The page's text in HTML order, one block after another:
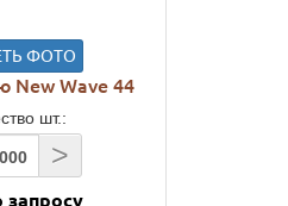
ФОТО
New Wave 44
шт.:
>
запросу